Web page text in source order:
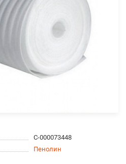
С-000073448
Пенолин